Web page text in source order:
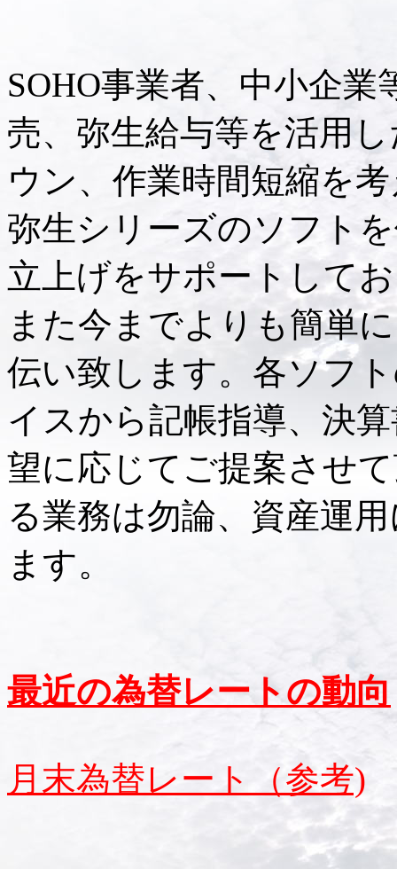
SOHO事業者、中小企
売、弥生給与等を活用
ウン、作業時間短縮を
弥生シリーズのソフト
立上げをサポートして
また今までよりも簡単
伝い致します。各ソフ
イスから記帳指導、決
望に応じてご提案させ
る業務は勿論、資産運
ます。
最近の為替レートの動向
月末為替レート（参考)